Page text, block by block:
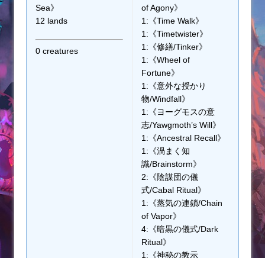
Sea》
12 lands
0 creatures
of Agony》
1:《Time Walk》
1:《Timetwister》
1:《修繕/Tinker》
1:《Wheel of
Fortune》
1:《意外な授かり
物/Windfall》
1:《ヨーグモスの意
志/Yawgmoth’s Will》
1:《Ancestral Recall》
1:《渦まく知
識/Brainstorm》
2:《陰謀団の儀
式/Cabal Ritual》
1:《蒸気の連鎖/Chain
of Vapor》
4:《暗黒の儀式/Dark
Ritual》
1:《神秘の教示